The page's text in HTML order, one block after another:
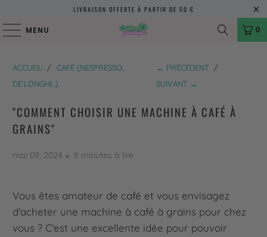
LIVRAISON OFFERTE À PARTIR DE 50 €
MENU 0
ACCUEIL / CAFÉ (NESPRESSO,
DE'LONGHI...)
← PRÉCÉDENT
/
SUIVANT →
"COMMENT CHOISIR UNE MACHINE À CAFÉ À
GRAINS"
mai 09, 2024 8 minutes à lire
Vous êtes amateur de café et vous envisagez
d'acheter une machine à café à grains pour chez
vous ? C'est une excellente idée pour pouvoir